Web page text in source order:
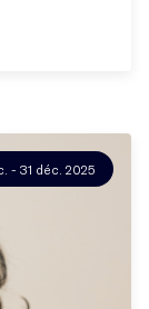
- 31 déc. 2025